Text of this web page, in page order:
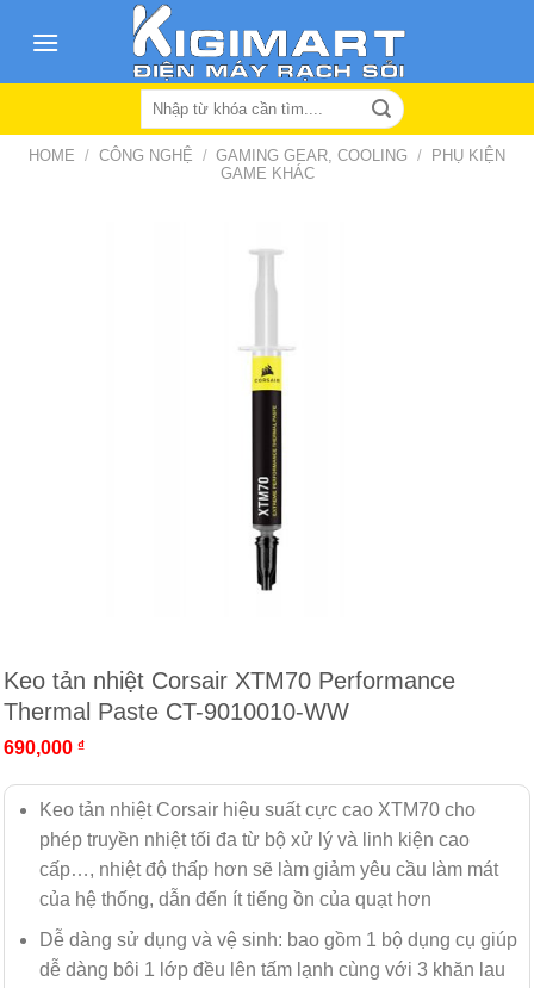
Search
HOME / CÔNG NGHỆ / GAMING GEAR, COOLING /
PHỤ KIỆN
GAME KHÁC
Keo tản nhiệt Corsair XTM70 Performance
Thermal Paste CT-9010010-WW
690,000 ₫
Keo tản nhiệt Corsair hiệu suất cực cao XTM70 cho
phép truyền nhiệt tối đa từ bộ xử lý và linh kiện cao
cấp…, nhiệt độ thấp hơn sẽ làm giảm yêu cầu làm mát
của hệ thống, dẫn đến ít tiếng ồn của quạt hơn
Dễ dàng sử dụng và vệ sinh: bao gồm 1 bộ dụng cụ giúp
dễ dàng bôi 1 lớp đều lên tấm lạnh cùng với 3 khăn lau